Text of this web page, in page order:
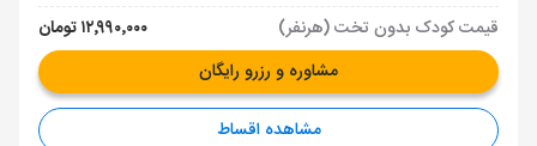
قیمت کودک بدون تخت (هرنفر)
۱۲٬۹۹۰٬۰۰۰ تومان
مشاوره و رزرو رایگان
مشاهده اقساط